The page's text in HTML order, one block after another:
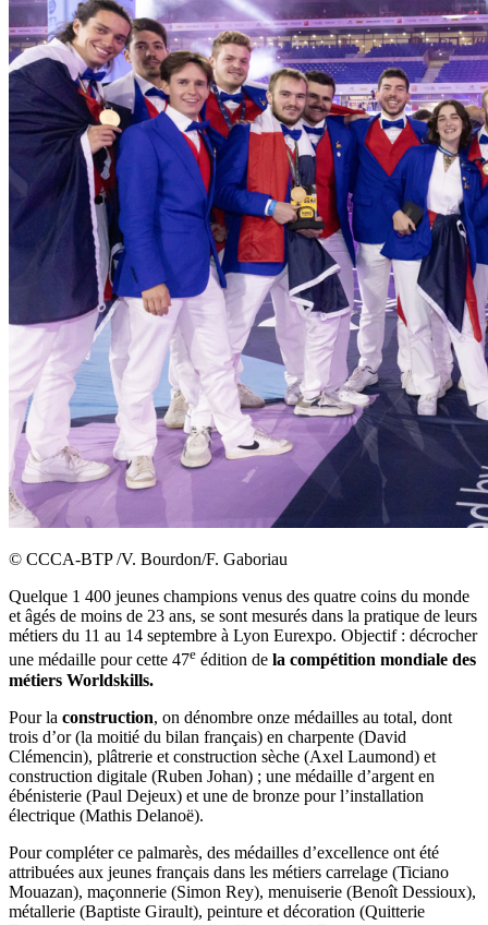
© CCCA-BTP /V. Bourdon/F. Gaboriau
Quelque 1 400 jeunes champions venus des quatre coins du monde
et âgés de moins de 23 ans, se sont mesurés dans la pratique de leurs
métiers du 11 au 14 septembre à Lyon Eurexpo. Objectif : décrocher
une médaille pour cette 47e édition de la compétition mondiale des
métiers Worldskills.
Pour la construction, on dénombre onze médailles au total, dont
trois d’or (la moitié du bilan français) en charpente (David
Clémencin), plâtrerie et construction sèche (Axel Laumond) et
construction digitale (Ruben Johan) ; une médaille d’argent en
ébénisterie (Paul Dejeux) et une de bronze pour l’installation
électrique (Mathis Delanoë).
Pour compléter ce palmarès, des médailles d’excellence ont été
attribuées aux jeunes français dans les métiers carrelage (Ticiano
Mouazan), maçonnerie (Simon Rey), menuiserie (Benoît Dessioux),
métallerie (Baptiste Girault), peinture et décoration (Quitterie